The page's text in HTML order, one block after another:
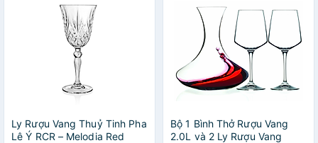
Ly Rượu Vang Thuỷ Tinh Pha
Lê Ý RCR – Melodia Red
Bộ 1 Bình Thở Rượu Vang
2.0L và 2 Ly Rượu Vang